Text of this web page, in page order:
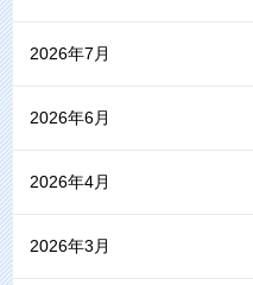
2026年7月
2026年6月
2026年4月
2026年3月